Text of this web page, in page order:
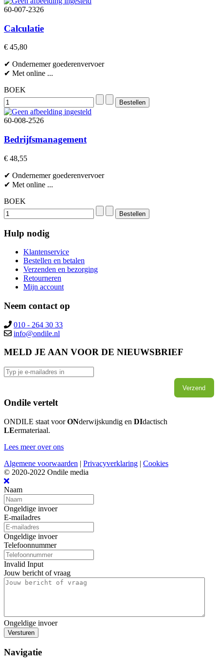
60-007-2326
Calculatie
€ 45,80
✔ Ondernemer goederenvervoer
✔ Met online ...
BOEK
60-008-2526
Bedrijfsmanagement
€ 48,55
✔ Ondernemer goederenvervoer
✔ Met online ...
BOEK
Hulp nodig
Klantenservice
Bestellen en betalen
Verzenden en bezorging
Retourneren
Mijn account
Neem contact op
010 - 264 30 33
info@ondile.nl
MELD JE AAN VOOR DE NIEUWSBRIEF
Verzend
Ondile vertelt
ONDILE staat voorONderwijskundig en DIdactisch
LEermateriaal.
Lees meer over ons
Algemene voorwaarden | Privacyverklaring | Cookies
© 2020-2022 Ondile media
Naam
Ongeldige invoer
E-mailadres
Ongeldige invoer
Telefoonnummer
Invalid Input
Jouw bericht of vraag
Ongeldige invoer
Versturen
Navigatie